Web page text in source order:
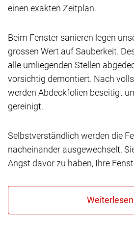
einen exakten Zeitplan.
Beim Fenster sanieren legen
grossen Wert auf Sauberkeit.
alle umliegenden Stellen
vorsichtig demontiert. Nach
werden Abdeckfolien beseitigt
gereinigt.
Selbstverständlich werden die
nacheinander ausgewechselt.
Angst davor zu haben, Ihre